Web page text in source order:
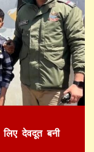
देवदूत बनी